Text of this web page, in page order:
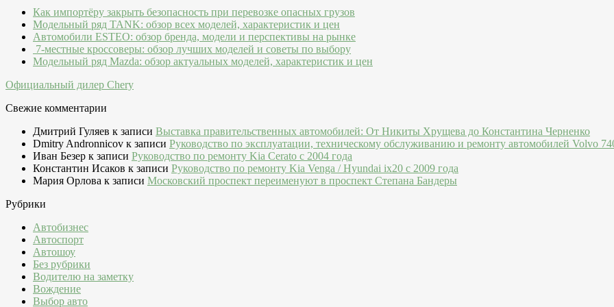
Как импортёру закрыть безопасность при перевозке опасных грузов
Модельный ряд TANK: обзор всех моделей, характеристик и цен
Автомобили ESTEO: обзор бренда, модели и перспективы на рынке
7-местные кроссоверы: обзор лучших моделей и советы по выбору
Модельный ряд Mazda: обзор актуальных моделей, характеристик и цен
Официальный дилер Chery
Свежие комментарии
Дмитрий Гуляев к записи Выставка правительственных автомобилей: От Никиты Хрущева до Константина Черненко
Dmitry Andronnicov к записи Руководство по эксплуатации, техническому обслуживанию и ремонту автомобилей Volvo
Иван Безер к записи Руководство по ремонту Kia Cerato c 2004 года
Константин Исаков к записи Руководство по ремонту Kia Venga / Hyundai ix20 c 2009 года
Мария Орлова к записи Московский проспект переименуют в проспект Степана Бандеры
Рубрики
Автобизнес
Автоспорт
Автошоу
Без рубрики
Водителю на заметку
Вождение
Выбор авто